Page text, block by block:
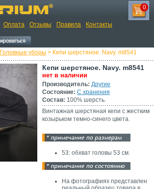
Оплата Отзывы Правила
Контакты
0
Головные уборы > Кепи шерстяное. Navy. m8541
Кепи шерстяное. Navy. m8541
нет в наличии
Производитель: Другие
Состояние: С хранения
Состав: 100% шерсть.
Винтажная шерстяная кепи с жестким
козырьком темно-синего цвета.
53: обхват головы 53 см.
На фотографиях представлен